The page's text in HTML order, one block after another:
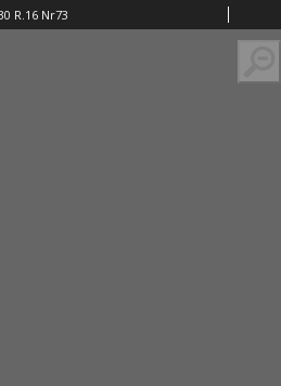
R.16 Nr73